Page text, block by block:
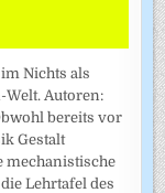
Nichts als
Welt. Autoren:
bereits vor
Gestalt
mechanistische
Lehrtafel des